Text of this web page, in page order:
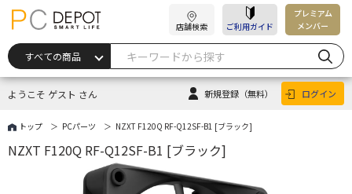
店舗検索 ご利用ガイド
プレミアム
メンバー
ようこそ ゲスト さん 新規登録 （無料） ログイン
トップ PCパーツ NZXT F120Q RF-Q12SF-B1 [ブラック]
NZXT F120Q RF-Q12SF-B1 [ブラック]